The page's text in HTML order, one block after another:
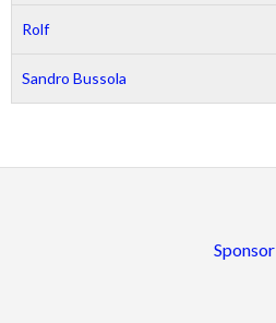
Rolf
Sandro Bussola
Sponsor